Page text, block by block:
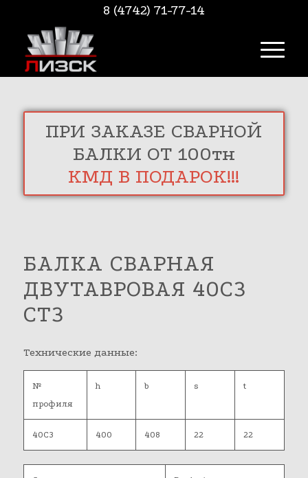
8 (4742) 71-77-14
ПРИ ЗАКАЗЕ СВАРНОЙ
БАЛКИ ОТ 100тн
КМД В ПОДАРОК!!!
БАЛКА СВАРНАЯ
ДВУТАВРОВАЯ 40С3
СТ3
Технические данные:
№
профиля
h b s t
40С3 400 408 22 22